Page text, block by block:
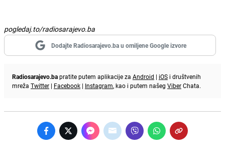
pogledaj.to/radiosarajevo.ba
Dodajte Radiosarajevo.ba u omiljene Google izvore
Radiosarajevo.bapratite putem aplikacije za Android | iOS i društvenih
mreža Twitter | Facebook | Instagram, kao i putem našeg ViberChata.